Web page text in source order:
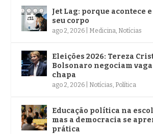
Jet Lag: porque acontece e
seu corpo
ago 2, 2026 Medicina Notícias
Eleições 2026: Tereza
Bolsonaro negociam
chapa
ago 2, 2026 Notícias Política
Educação política na
mas a democracia se
prática